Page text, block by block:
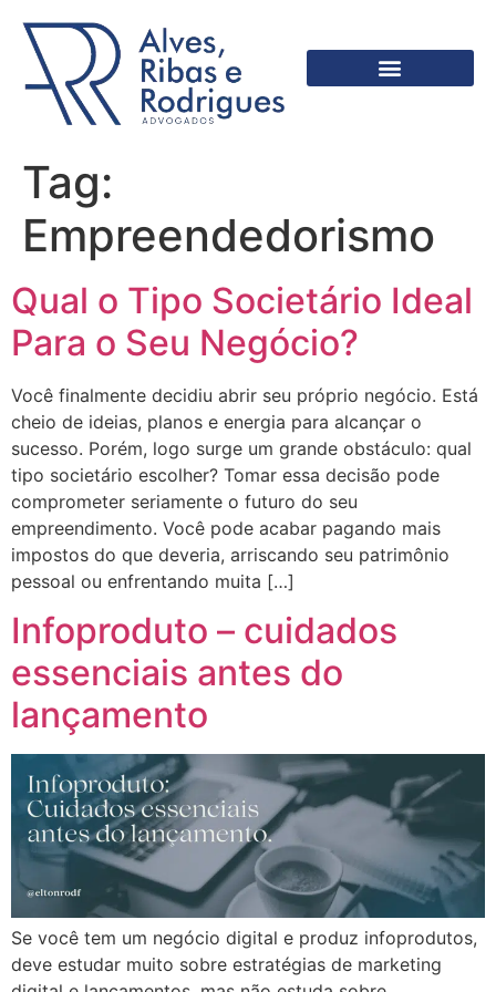
Tag:
Empreendedorismo
Qual o Tipo Societário Ideal
Para o Seu Negócio?
Você finalmente decidiu abrir seu próprio negócio. Está
cheio de ideias, planos e energia para alcançar o
sucesso. Porém, logo surge um grande obstáculo: qual
tipo societário escolher? Tomar essa decisão pode
comprometer seriamente o futuro do seu
empreendimento. Você pode acabar pagando mais
impostos do que deveria, arriscando seu patrimônio
pessoal ou enfrentando muita […]
Infoproduto – cuidados
essenciais antes do
lançamento
Se você tem um negócio digital e produz infoprodutos,
deve estudar muito sobre estratégias de marketing